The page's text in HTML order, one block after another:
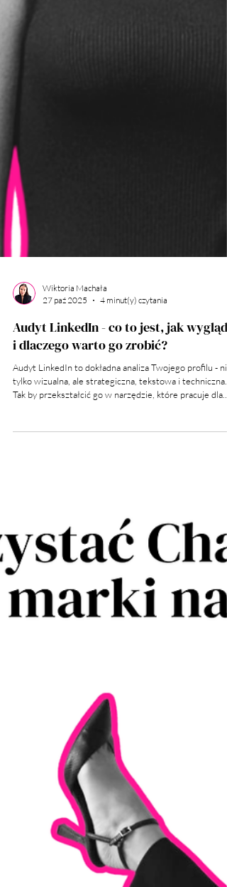
27 paź 2025
4 minut(y) czytania
Audyt LinkedIn - co to jest, jak wygląda
i dlaczego warto go zrobić?
Audyt LinkedIn to dokładna analiza Twojego profilu - nie
tylko wizualna, ale strategiczna, tekstowa i techniczna.
Ciebie.